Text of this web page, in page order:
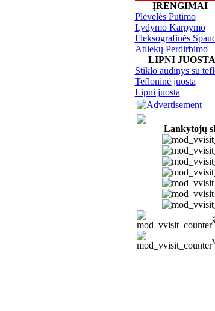
ĮRENGIMAI
Plėvelės Pūtimo
Lydymo Karpymo
Fleksografinės
Atliekų Perdirbimo
LIPNI JUOSTA
Stiklo audinys su
Tefloninė juosta
Lipni juosta
Lankytojų